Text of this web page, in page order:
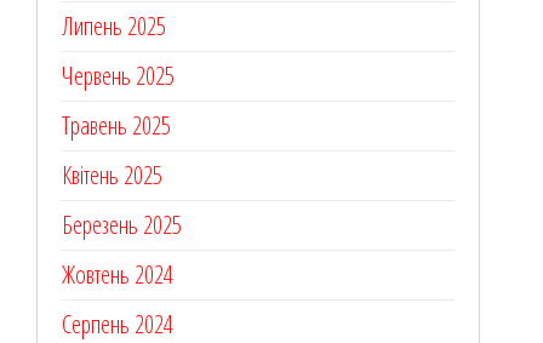
Липень 2025
Червень 2025
Травень 2025
Квітень 2025
Березень 2025
Жовтень 2024
Серпень 2024